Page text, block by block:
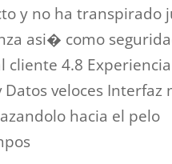
y no ha transpirado
asi� como
cliente 4.8
Datos veloces Interfaz
hacia el pelo